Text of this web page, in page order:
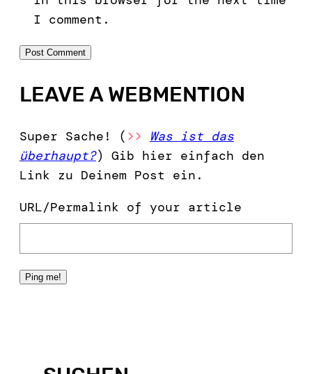
I comment.
LEAVE A WEBMENTION
Super Sache! ( >>
Was ist das
überhaupt?) Gib hier einfach den
Link zu Deinem Post ein.
URL/Permalink of your article